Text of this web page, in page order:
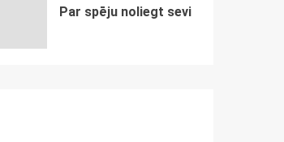
Par spēju noliegt sevi